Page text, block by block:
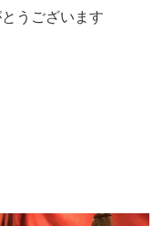
うございます